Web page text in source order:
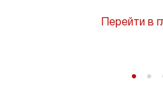
Перейти в